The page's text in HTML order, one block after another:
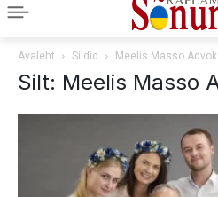
Avaleht Sildid Meelis Masso
Silt: Meelis Masso